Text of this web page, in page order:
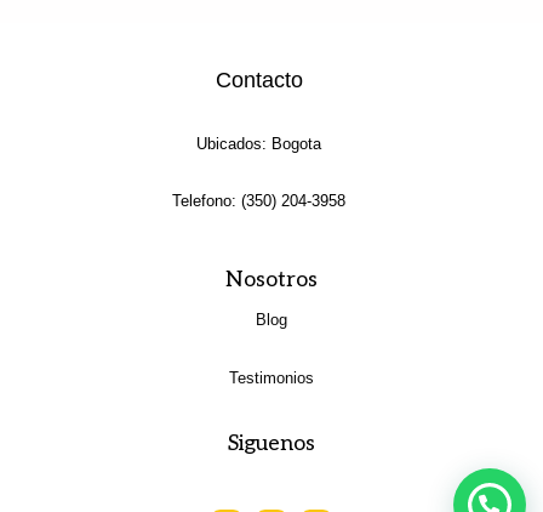
Contacto
Ubicados: Bogota
Telefono: (350) 204-3958
Nosotros
Blog
Testimonios
Siguenos